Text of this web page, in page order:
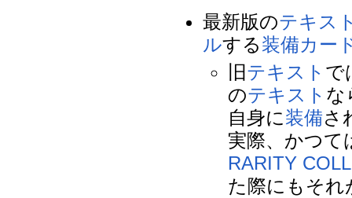
最新版のテキス
ルする装備カー
旧テキスト で
のテキスト な
自身に装備さ
実際、かつて
RARITY
た際にもそれ